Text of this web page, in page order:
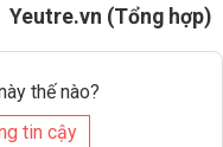
Yeutre.vn (Tổng hợp)
thế nào?
tin cậy